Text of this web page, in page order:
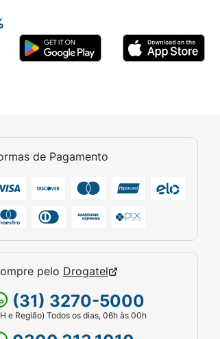
de Pagamento
pelo Drogatel
(31) 3270-5000
e Região) Todos os dias, 06h às 00h